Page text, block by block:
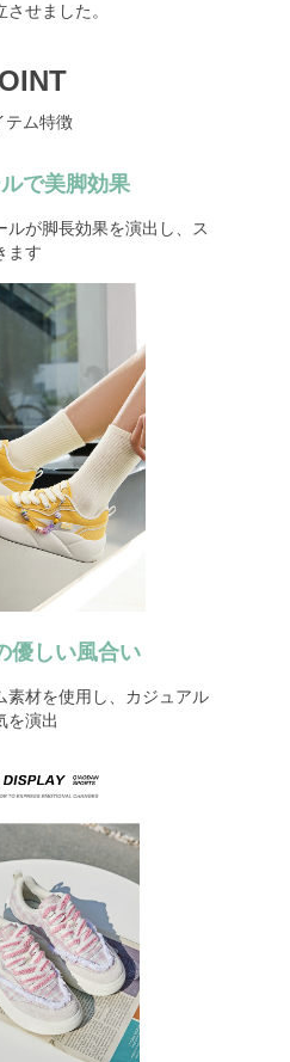
せました。
テム特徴
で美脚効果
ルが脚長効果を演出し、ス
ます
優しい風合い
素材を使用し、カジュアル
を演出